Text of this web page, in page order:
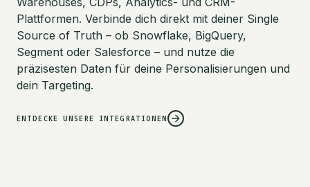
Plattformen. Verbinde dich direkt mit deiner Single
Source of Truth – ob Snowflake, BigQuery,
Segment oder Salesforce – und nutze die
präzisesten Daten für deine Personalisierungen und
dein Targeting.
ENTDECKE UNSERE INTEGRATIONEN